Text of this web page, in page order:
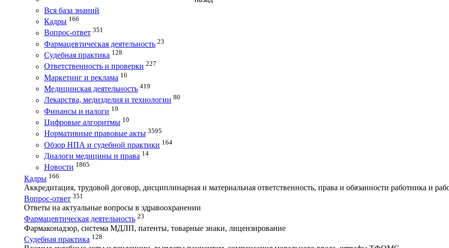
Вся база знаний
Кадры 166
Вопрос-ответ 351
Фармацевтическая деятельность 23
Судебная практика 128
Ответственность и проверки 227
Маркетинг и реклама 16
Медицинская деятельность 419
Лекарства, медизделия и технологии 80
Финансы и налоги 19
Цифровые алгоритмы 10
Нормативные правовые акты 3595
Обзор НПА и судебной практики 164
Диалоги медицины и права 14
Новости 1865
Кадры 166
Аккредитация, трудовой договор, дисциплинарная и материальная ответственность, права и обязанности работника и
Вопрос-ответ 351
Ответы на актуальные вопросы в здравоохранении
Фармацевтическая деятельность 23
Фармаконадзор, система МДЛП, патенты, товарные знаки, лицензирование
Судебная практика 128